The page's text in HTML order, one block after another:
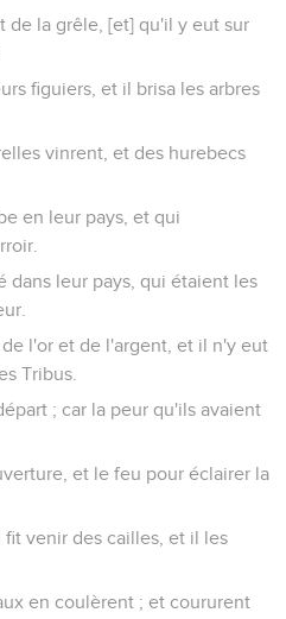
de la grêle, [et] qu'il y eut sur
figuiers, et il brisa les arbres
vinrent, et des hurebecs
en leur pays, et qui
dans leur pays, qui étaient les
l'or et de l'argent, et il n'y eut
Tribus.
; car la peur qu'ils avaient
et le feu pour éclairer la
venir des cailles, et il les
en coulèrent ; et coururent